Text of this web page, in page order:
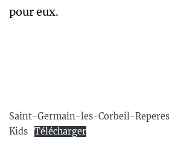
pour eux.
Saint-Germain-les-Corbeil-
Kids
Télécharger